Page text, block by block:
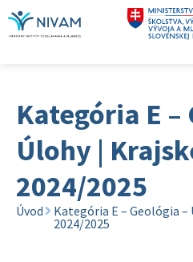
Kategória E –
Úlohy |
2024/2025
Úvod
Kategória E – Geológia
2024/2025